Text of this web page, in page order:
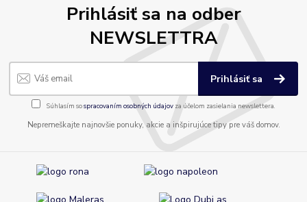
Prihlásiť sa na odber
NEWSLETTRA
Prihlásiť sa
Súhlasím sospracovaním osobných údajov za účelom zasielania newslettera.
Nepremeškajte najnovšie ponuky, akcie a inšpirujúce tipy pre váš domov.